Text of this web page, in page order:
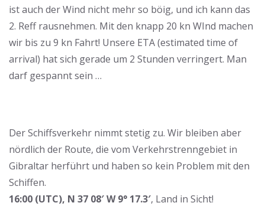
ist auch der Wind nicht mehr so böig, und ich kann das
2. Reff rausnehmen. Mit den knapp 20 kn WInd machen
wir bis zu 9 kn Fahrt! Unsere ETA (estimated time of
arrival) hat sich gerade um 2 Stunden verringert. Man
darf gespannt sein …
Der Schiffsverkehr nimmt stetig zu. Wir bleiben aber
nördlich der Route, die vom Verkehrstrenngebiet in
Gibraltar herführt und haben so kein Problem mit den
Schiffen.
16:00 (UTC), N 37 08′ W 9° 17.3′, Land in Sicht!